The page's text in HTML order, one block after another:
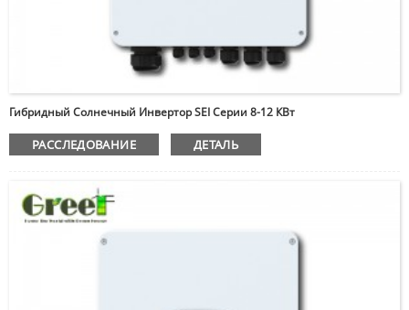
Гибридный Солнечный Инвертор SEI Серии 8-12 КВт
РАССЛЕДОВАНИЕ ДЕТАЛЬ